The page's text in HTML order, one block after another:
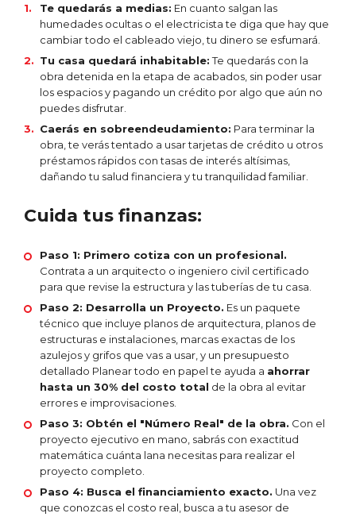
Te quedarás a medias: En cuanto salgan las
humedades ocultas o el electricista te diga que hay que
cambiar todo el cableado viejo, tu dinero se esfumará.
Tu casa quedará inhabitable:Te quedarás con la
obra detenida en la etapa de acabados, sin poder usar
los espacios y pagando un crédito por algo que aún no
puedes disfrutar.
Caerás en sobreendeudamiento: Para terminar la
obra, te verás tentado a usar tarjetas de crédito u otros
préstamos rápidos con tasas de interés altísimas,
dañando tu salud financiera y tu tranquilidad familiar.
Cuida tus finanzas:
Paso 1: Primero cotiza con un profesional.
Contrata a un arquitecto o ingeniero civil certificado
para que revise la estructura y las tuberías de tu casa.
Paso 2: Desarrolla un Proyecto. Es un paquete
técnico que incluye planos de arquitectura, planos de
estructuras e instalaciones, marcas exactas de los
azulejos y grifos que vas a usar, y un presupuesto
detallado Planear todo en papel te ayuda a ahorrar
hasta un 30% del costo total de la obra al evitar
errores e improvisaciones.
Paso 3: Obtén el "Número Real" de la obra. Con el
proyecto ejecutivo en mano, sabrás con exactitud
matemática cuánta lana necesitas para realizar el
proyecto completo.
Paso 4: Busca el financiamiento exacto. Una vez
que conozcas el costo real, busca a tu asesor de